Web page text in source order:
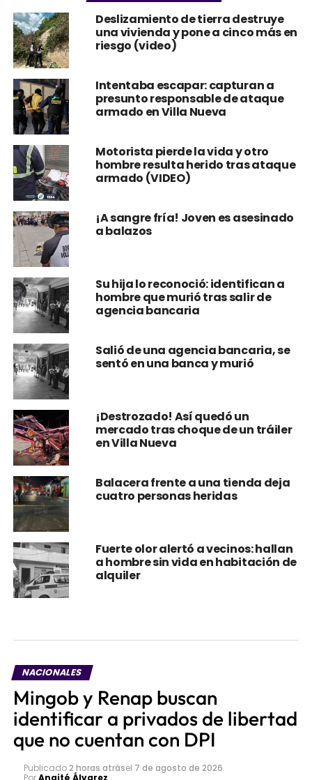
Deslizamiento de tierra destruye
una vivienda y pone a cinco más en
riesgo (video)
Intentaba escapar: capturan a
presunto responsable de ataque
armado en Villa Nueva
Motorista pierde la vida y otro
hombre resulta herido tras ataque
armado (VIDEO)
¡A sangre fría! Joven es asesinado
a balazos
Su hija lo reconoció: identifican a
hombre que murió tras salir de
agencia bancaria
Salió de una agencia bancaria, se
sentó en una banca y murió
¡Destrozado! Así quedó un
mercado tras choque de un tráiler
en Villa Nueva
Balacera frente a una tienda deja
cuatro personas heridas
Fuerte olor alertó a vecinos: hallan
a hombre sin vida en habitación de
alquiler
NACIONALES
Mingob y Renap buscan
identificar a privados de libertad
que no cuentan con DPI
Publicado2 horas atrásel 7 de agosto de 2026
PorAnaité Álvarez